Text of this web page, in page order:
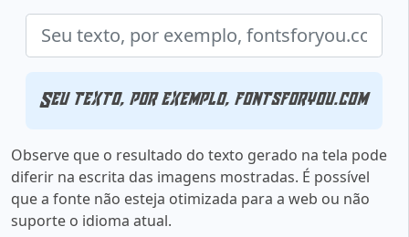
Seu texto, por exemplo, fontsforyou.com
Observe que o resultado do texto gerado na tela pode
diferir na escrita das imagens mostradas. É possível
que a fonte não esteja otimizada para a web ou não
suporte o idioma atual.